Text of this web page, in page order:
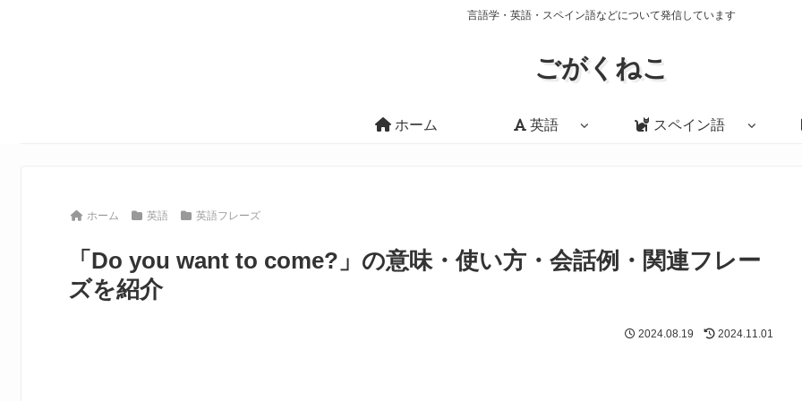
言語学・英語・スペイン語などについて発信しています
ごがくねこ
ホーム 英語 スペイン語
ホーム 英語 英語フレーズ
「Do you want to come?」の意味・使い方・会話例・関連フレー
ズを紹介
2024.08.19 2024.11.01